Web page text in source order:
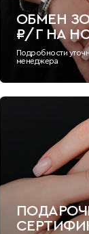
ОБМЕН
₽/Г НА
Подробности
менеджера